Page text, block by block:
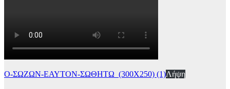
Ο-ΣΩΖΩΝ-ΕΑΥΤΟΝ-ΣΩΘΗΤΩ_(300Χ250) (1)Λήψη